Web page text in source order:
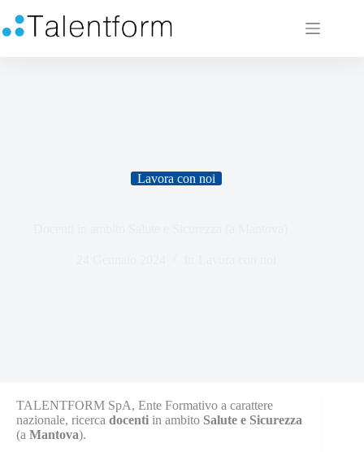
Lavora con noi
TALENTFORM SpA, Ente Formativo a carattere
nazionale, ricerca docenti in ambito Salute e Sicurezza
(a Mantova).